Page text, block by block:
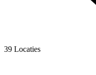
39 Locaties